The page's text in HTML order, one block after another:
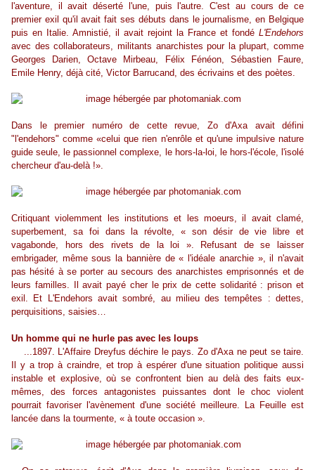
l'aventure, il avait déserté l'une, puis l'autre. C'est au cours de ce
premier exil qu'il avait fait ses débuts dans le journalisme, en Belgique
puis en Italie. Amnistié, il avait rejoint la France et fondé L'Endehors
avec des collaborateurs, militants anarchistes pour la plupart, comme
Georges Darien, Octave Mirbeau, Félix Fénéon, Sébastien Faure,
Emile Henry, déjà cité, Victor Barrucand, des écrivains et des poètes.
Dans le premier numéro de cette revue, Zo d'Axa avait défini
"l'endehors" comme «celui que rien n'enrôle et qu'une impulsive nature
guide seule, le passionnel complexe, le hors-la-loi, le hors-l'école, l'isolé
chercheur d'au-delà !».
Critiquant violemment les institutions et les moeurs, il avait clamé,
superbement, sa foi dans la révolte, « son désir de vie libre et
vagabonde, hors des rivets de la loi ». Refusant de se laisser
embrigader, même sous la bannière de « l'idéale anarchie », il n'avait
pas hésité à se porter au secours des anarchistes emprisonnés et de
leurs familles. Il avait payé cher le prix de cette solidarité : prison et
exil. Et L'Endehors avait sombré, au milieu des tempêtes : dettes,
perquisitions, saisies…
Un homme qui ne hurle pas avec les loups
...1897. L'Affaire Dreyfus déchire le pays. Zo d'Axa ne peut se taire.
Il y a trop à craindre, et trop à espérer d'une situation politique aussi
instable et explosive, où se confrontent bien au delà des faits eux-
mêmes, des forces antagonistes puissantes dont le choc violent
pourrait favoriser l'avènement d'une société meilleure. La Feuille est
lancée dans la tourmente, « à toute occasion ».